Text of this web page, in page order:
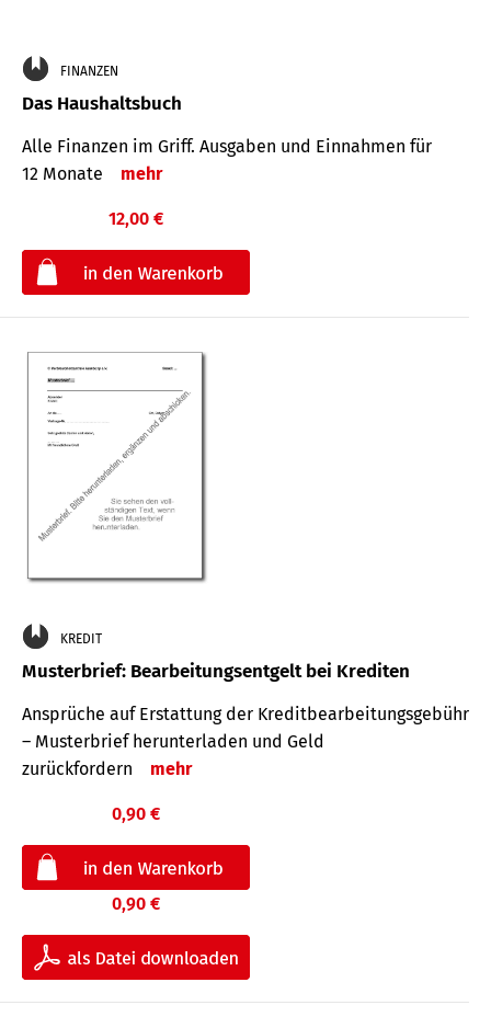
FINANZEN
Das Haushaltsbuch
Alle Finanzen im Griff. Aus­gaben und Ein­nahmen für
12 Monate
mehr
12,00 €
KREDIT
Musterbrief: Bearbeitungsentgelt bei Krediten
Ansprüche auf Erstattung der Kreditbearbeitungsgebühr
– Musterbrief herunterladen und Geld
zurückfordern
mehr
0,90 €
0,90 €